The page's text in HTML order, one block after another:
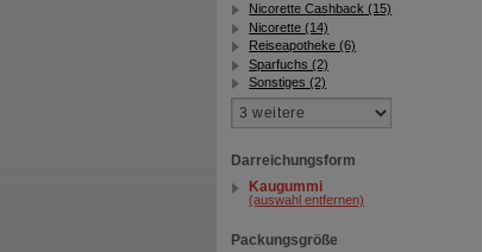
Nicorette Cashback (15)
Nicorette (14)
Reiseapotheke (6)
Sparfuchs (2)
Sonstiges (2)
Darreichungsform
Kaugummi
(auswahl entfernen)
Packungsgröße